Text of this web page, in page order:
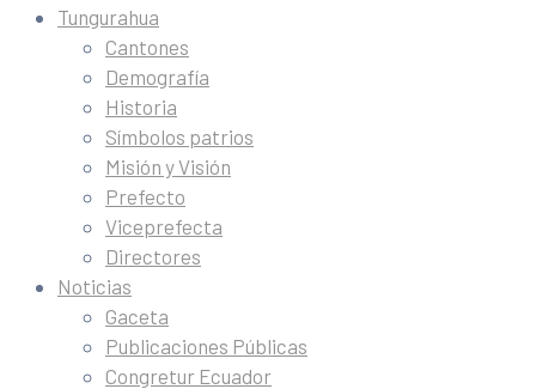
Tungurahua
Cantones
Demografía
Historia
Símbolos patrios
Misión y Visión
Prefecto
Viceprefecta
Directores
Noticias
Gaceta
Publicaciones Públicas
Congretur Ecuador